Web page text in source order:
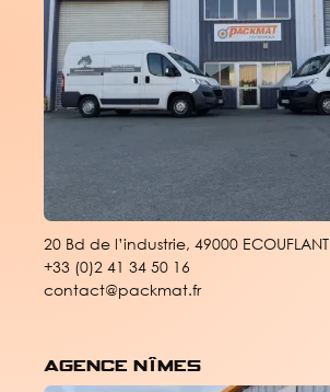
20 Bd de l’industrie, 49000 ECOUFLANT
+33 (0)2 41 34 50 16
contact@packmat.fr
Agence nîmes